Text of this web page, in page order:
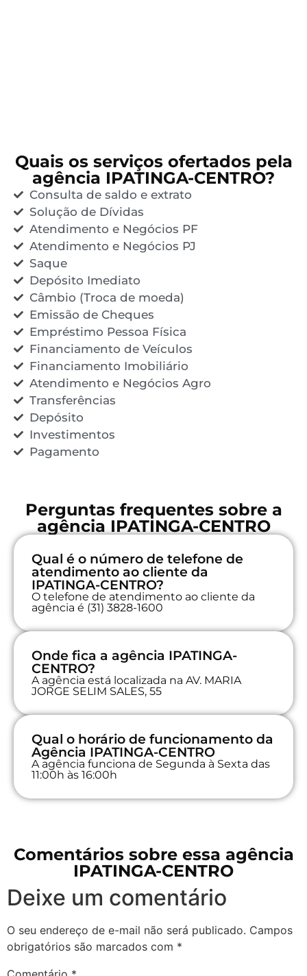
Quais os serviços ofertados pela
agência IPATINGA-CENTRO?
Consulta de saldo e extrato
Solução de Dívidas
Atendimento e Negócios PF
Atendimento e Negócios PJ
Saque
Depósito Imediato
Câmbio (Troca de moeda)
Emissão de Cheques
Empréstimo Pessoa Física
Financiamento de Veículos
Financiamento Imobiliário
Atendimento e Negócios Agro
Transferências
Depósito
Investimentos
Pagamento
Perguntas frequentes sobre a
agência IPATINGA-CENTRO
Qual é o número de telefone de
atendimento ao cliente da
IPATINGA-CENTRO?
O telefone de atendimento ao cliente da
agência é (31) 3828-1600
Onde fica a agência IPATINGA-
CENTRO?
A agência está localizada na AV. MARIA
JORGE SELIM SALES, 55
Qual o horário de funcionamento da
Agência IPATINGA-CENTRO
A agência funciona de Segunda à Sexta das
11:00h às 16:00h
Comentários sobre essa agência
IPATINGA-CENTRO
Deixe um comentário
O seu endereço de e-mail não será publicado. Campos
obrigatórios são marcados com *